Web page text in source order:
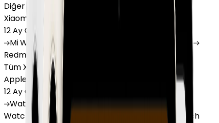
Diğer Markalar
Xiaomi Akıllı Saat
12 Ay Garanti
6 Taksit
MiWatch Mi Watch Lite
Watch 3 Active
Redmi
Watch 5 Lite
Tüm Xiaomi Akıllı Saat'lar
Apple Watch
12 Ay Garanti • 6 Taksit
Watch Ultra WatchSeries 10 WatchSeries 9
Watch
Series 8 Watch SE
Watch